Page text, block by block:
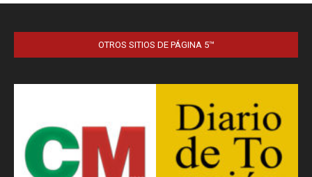
OTROS SITIOS DE PÁGINA 5™